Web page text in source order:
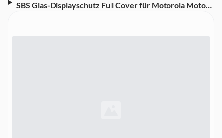
SBS Glas-Displayschutz Full Cover für Motorola Moto